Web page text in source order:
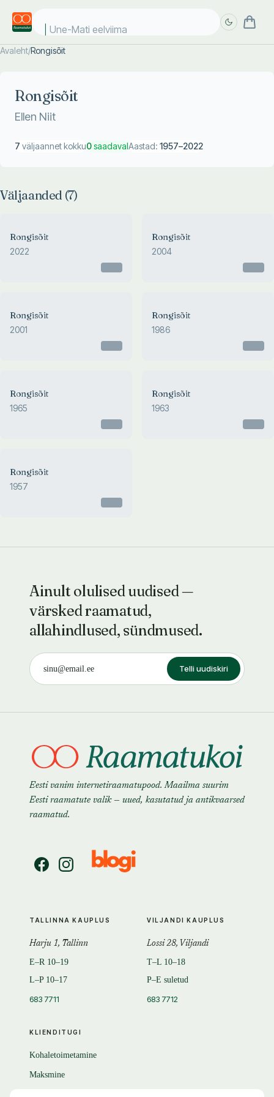
Une-Mati eelviimas
Avaleht/Rongisõit
Rongisõit
Ellen Niit
7 väljaannet kokku0saadavalAastad: 1957–2022
Väljaanded (7)
Rongisõit
2022
Rongisõit
2004
Rongisõit
2001
Rongisõit
1986
Rongisõit
1965
Rongisõit
1963
Rongisõit
1957
Ainult olulised uudised —
värsked raamatud,
allahindlused, sündmused.
Telli uudiskiri
Eesti vanim internetiraamatupood. Maailma suurim
Eesti raamatute valik — uued, kasutatud ja antikvaarsed
raamatud.
KLIENDITUGI
Kohaletoimetamine
Maksmine
TALLINNA KAUPLUS
Harju 1, Tallinn
E–R 10–19
L–P 10–17
683 7711
VILJANDI KAUPLUS
Lossi 28, Viljandi
T–L 10–18
P–E suletud
683 7712